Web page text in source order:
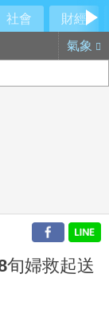
社會
財經
氣象
婦救起送